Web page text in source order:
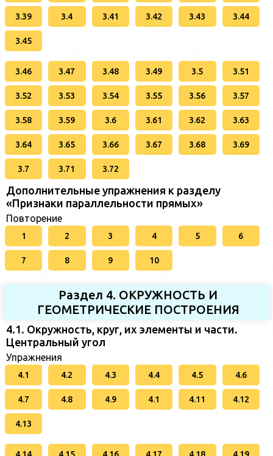
3.39 3.4 3.41 3.42 3.43 3.44
3.45
3.46 3.47 3.48 3.49 3.5 3.51
3.52 3.53 3.54 3.55 3.56 3.57
3.58 3.59 3.6 3.61 3.62 3.63
3.64 3.65 3.66 3.67 3.68 3.69
3.7 3.71 3.72
Дополнительные упражнения к разделу
«Признаки параллельности прямых»
Повторение
1 2 3 4 5 6
7 8 9 10
Раздел 4. ОКРУЖНОСТЬ И
ГЕОМЕТРИЧЕСКИЕ ПОСТРОЕНИЯ
4.1. Окружность, круг, их элементы и части.
Центральный угол
Упражнения
4.1 4.2 4.3 4.4 4.5 4.6
4.7 4.8 4.9 4.1 4.11 4.12
4.13